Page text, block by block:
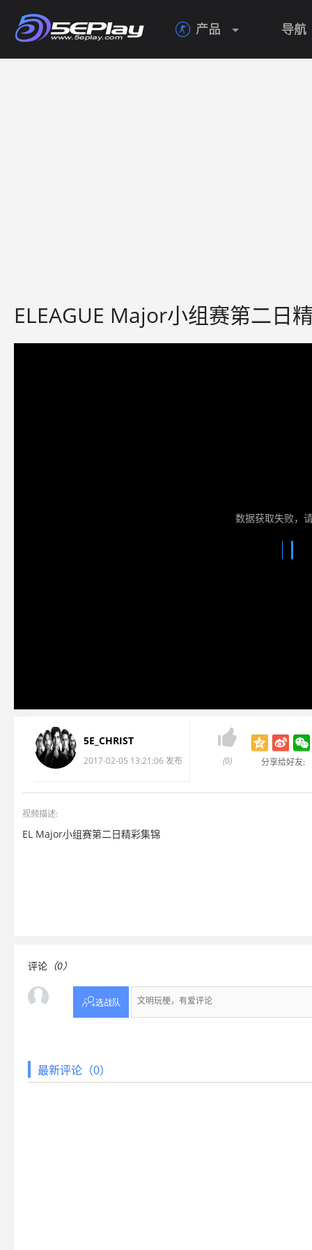
 产品 导航
ELEAGUE Major小组赛第二日
数据获取失败，
5E_CHRIST
2017-02-05 13:21:06 发布

(0) 分享给好友:
视频描述:
EL Major小组赛第二日精彩集锦
评论 （0）
选战队
最新评论（0）